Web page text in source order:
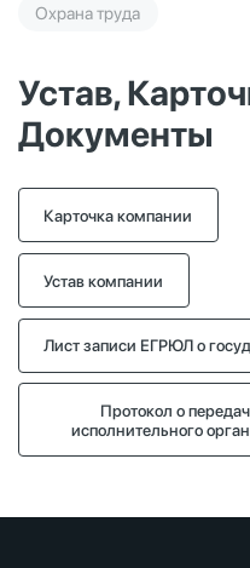
Охрана труда
Устав,
Документы
Карточка компании
Устав компании
Лист записи ЕГРЮЛ о
Протокол о
исполнительного